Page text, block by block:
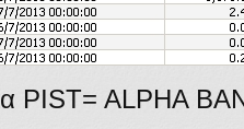
PIST= ALPHA